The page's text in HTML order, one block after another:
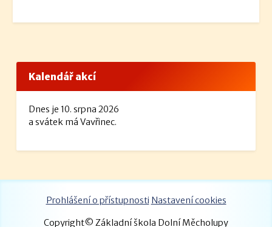
Kalendář akcí
Dnes je 10. srpna 2026
a svátek má Vavřinec.
Prohlášení o přístupnosti Nastavení cookies
Copyright© Základní škola Dolní Měcholupy